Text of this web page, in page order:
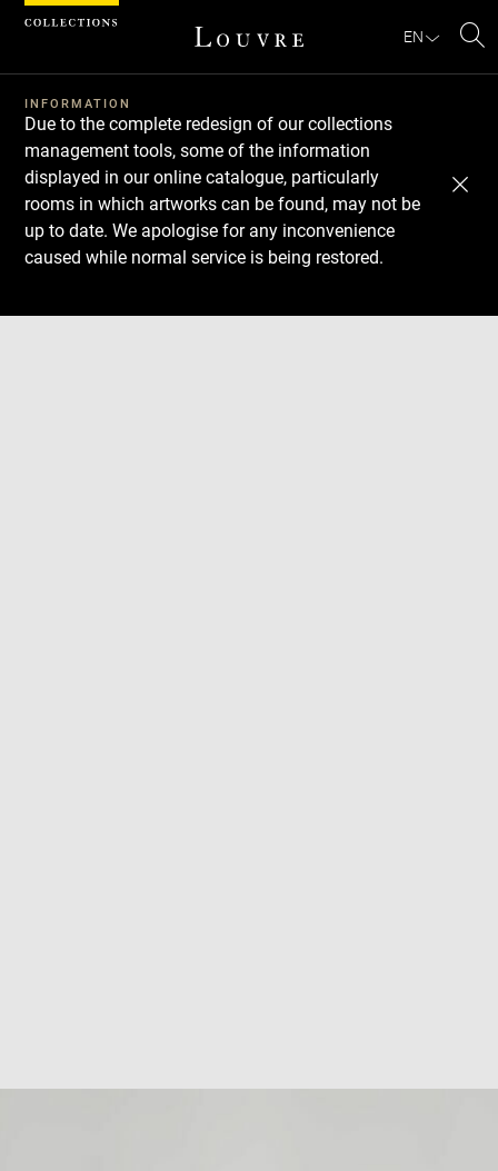
EN
INFORMATION
Due to the complete redesign of our collections
management tools, some of the information
displayed in our online catalogue, particularly
rooms in which artworks can be found, may not be
up to date. We apologise for any inconvenience
caused while normal service is being restored.
Download
Next
Previous
Cookies management panel